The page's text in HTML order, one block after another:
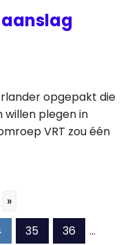
opgepakt die
plegen in
VRT zou één
»
35 36 …